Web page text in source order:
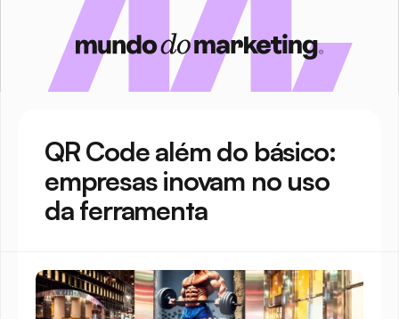
QR Code além do básico:
empresas inovam no uso
da ferramenta